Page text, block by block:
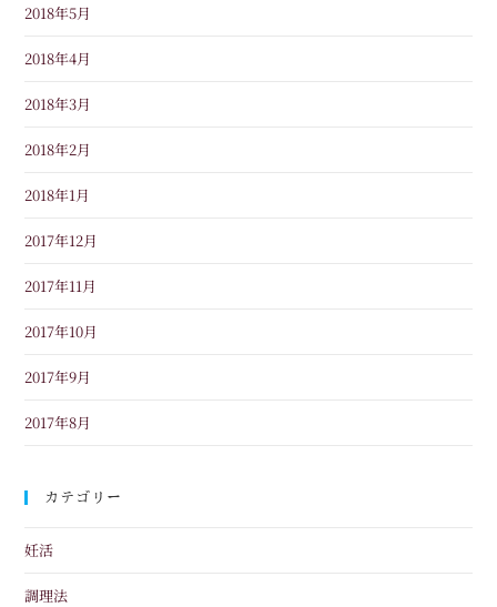
2018年5月
2018年4月
2018年3月
2018年2月
2018年1月
2017年12月
2017年11月
2017年10月
2017年9月
2017年8月
カテゴリー
妊活
調理法